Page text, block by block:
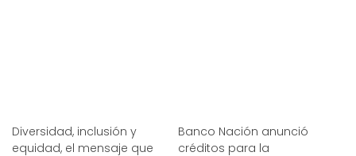
Diversidad, inclusión y
equidad, el mensaje que
Banco Nación anunció
créditos para la